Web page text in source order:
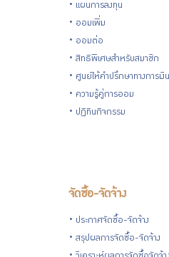
แผนการลงทุน
ออมเพิ่ม
ออมต่อ
สิทธิพิเศษสำหรับสมาชิก
ศูนย์ให้คำปรึกษาทางการเงิน
ความรู้คู่การออม
ปฏิทินกิจกรรม
จัดซื้อ-จัดจ้าง
ประกาศจัดซื้อ-จัดจ้าง
สรุปผลการจัดซื้อ-จัดจ้าง